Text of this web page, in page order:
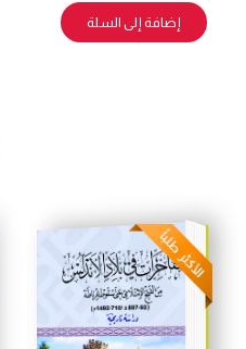
إضافة إلى السلة